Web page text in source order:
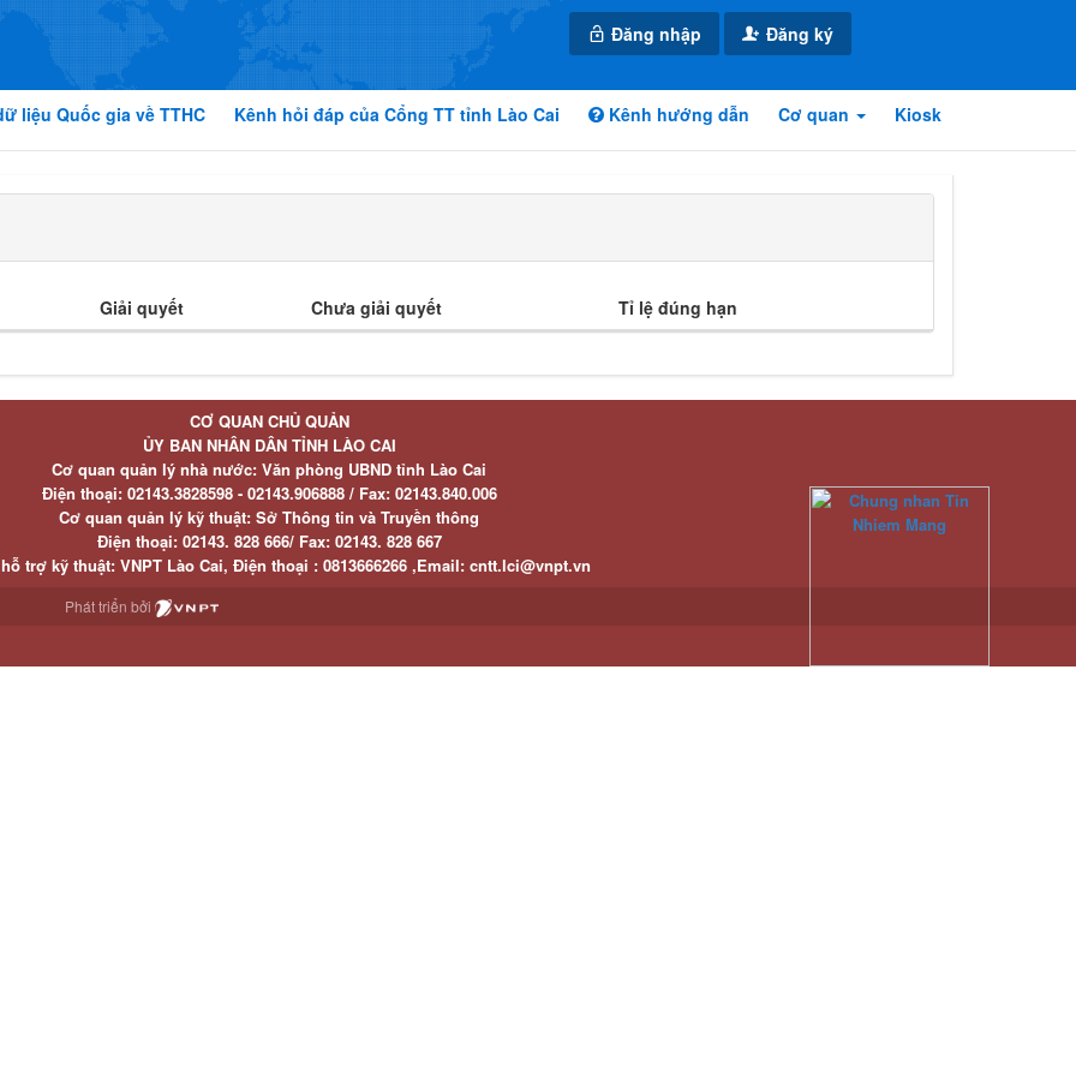
Đăng nhập Đăng ký
liệu Quốc gia về TTHC Kênh hỏi đáp của Cổng TT tỉnh Lào Cai Kênh hướng dẫn Cơ quan Kiosk
Giải quyết Chưa giải quyết Tỉ lệ đúng hạn
CƠ QUAN CHỦ QUẢN
ỦY BAN NHÂN DÂN TỈNH LÀO CAI
Cơ quan quản lý nhà nước: Văn phòng UBND tỉnh Lào Cai
Điện thoại:02143.3828598 - 02143.906888 / Fax:02143.840.006
Cơ quan quản lý kỹ thuật: Sở Thông tin và Truyền thông
Điện thoại:02143. 828 666/ Fax:02143. 828 667
trợ kỹ thuật: VNPT Lào Cai, Điện thoại : 0813666266 ,Email: cntt.lci@vnpt.vn
Phát triển bởi